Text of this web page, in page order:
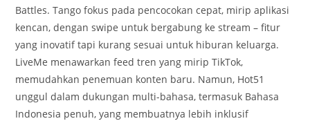
Battles. Tango fokus pada pencocokan cepat, mirip aplikasi
kencan, dengan swipe untuk bergabung ke stream – fitur
yang inovatif tapi kurang sesuai untuk hiburan keluarga.
LiveMe menawarkan feed tren yang mirip TikTok,
memudahkan penemuan konten baru. Namun, Hot51
unggul dalam dukungan multi-bahasa, termasuk Bahasa
Indonesia penuh, yang membuatnya lebih inklusif